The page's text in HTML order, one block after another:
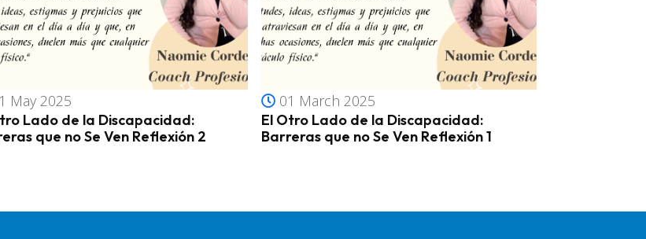
May 2025
Lado de la Discapacidad:
que no Se Ven Reflexión 2
01 March 2025
El Otro Lado de la Discapacidad:
Barreras que no Se Ven Reflexión 1